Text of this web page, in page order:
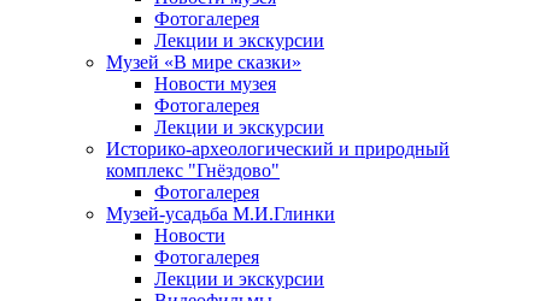
Фотогалерея
Лекции и экскурсии
Музей «В мире сказки»
Новости музея
Фотогалерея
Лекции и экскурсии
Историко-археологический и природный
комплекс "Гнёздово"
Фотогалерея
Музей-усадьба М.И.Глинки
Новости
Фотогалерея
Лекции и экскурсии